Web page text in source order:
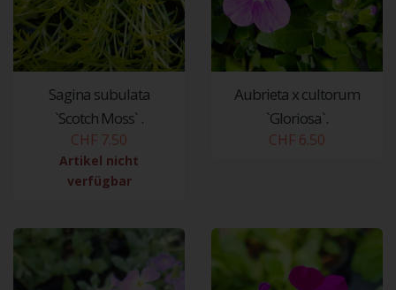
Sagina subulata
`Scotch Moss` .
CHF 7.50
Artikel nicht
verfügbar
Aubrieta x cultorum
`Gloriosa`.
CHF 6.50